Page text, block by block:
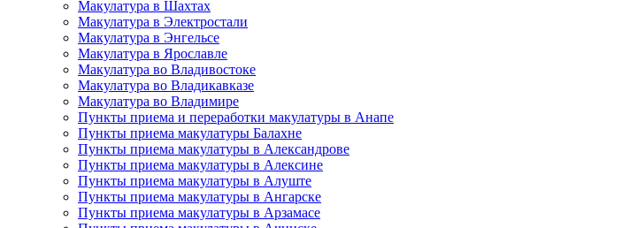
Макулатура в Шахтах
Макулатура в Электростали
Макулатура в Энгельсе
Макулатура в Ярославле
Макулатура во Владивостоке
Макулатура во Владикавказе
Макулатура во Владимире
Пункты приема и переработки макулатуры в Анапе
Пункты приема макулатуры Балахне
Пункты приема макулатуры в Александрове
Пункты приема макулатуры в Алексине
Пункты приема макулатуры в Алуште
Пункты приема макулатуры в Ангарске
Пункты приема макулатуры в Арзамасе